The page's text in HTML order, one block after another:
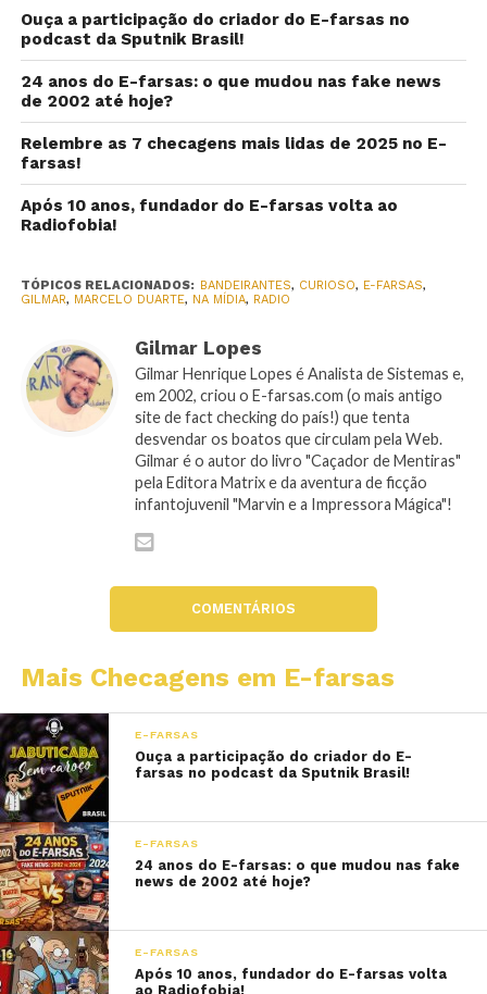
Ouça a participação do criador do E-farsas no
podcast da Sputnik Brasil!
24 anos do E-farsas: o que mudou nas fake news
de 2002 até hoje?
Relembre as 7 checagens mais lidas de 2025 no E-
farsas!
Após 10 anos, fundador do E-farsas volta ao
Radiofobia!
TÓPICOS RELACIONADOS: BANDEIRANTES, CURIOSO, E-FARSAS,
GILMAR, MARCELO DUARTE, NA MÍDIA, RADIO
Gilmar Lopes
Gilmar Henrique Lopes é Analista de Sistemas e,
em 2002, criou o E-farsas.com (o mais antigo
site de fact checking do país!) que tenta
desvendar os boatos que circulam pela Web.
Gilmar é o autor do livro "Caçador de Mentiras"
pela Editora Matrix e da aventura de ficção
infantojuvenil "Marvin e a Impressora Mágica"!
COMENTÁRIOS
Mais Checagens em E-farsas
E-FARSAS
Ouça a participação do criador do E-
farsas no podcast da Sputnik Brasil!
E-FARSAS
24 anos do E-farsas: o que mudou nas fake
news de 2002 até hoje?
E-FARSAS
Após 10 anos, fundador do E-farsas volta
ao Radiofobia!